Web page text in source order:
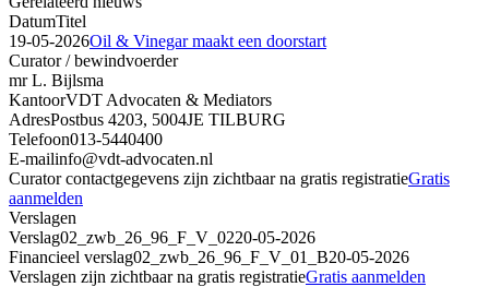
DatumTitel
19-05-2026Oil & Vinegar maakt een doorstart
Curator / bewindvoerder
mr L. Bijlsma
KantoorVDT Advocaten & Mediators
AdresPostbus 4203, 5004JE TILBURG
Telefoon013-5440400
E-mailinfo@vdt-advocaten.nl
Curator contactgegevens zijn zichtbaar na gratis registratieGratis
aanmelden
Verslagen
Verslag02_zwb_26_96_F_V_0220-05-2026
Financieel verslag02_zwb_26_96_F_V_01_B20-05-2026
Verslagen zijn zichtbaar na gratis registratieGratis aanmelden